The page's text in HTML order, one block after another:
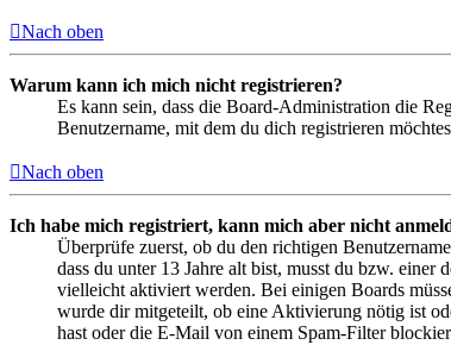
Nach oben
Warum kann ich mich nicht registrieren?
Es kann sein, dass die Board-Administration die
Benutzername, mit dem du dich registrieren
Nach oben
Ich habe mich registriert, kann mich aber nicht
Überprüfe zuerst, ob du den richtigen
dass du unter 13 Jahre alt bist, musst du bzw.
vielleicht aktiviert werden. Bei einigen Boards
wurde dir mitgeteilt, ob eine Aktivierung nötig ist
hast oder die E-Mail von einem Spam-Filter